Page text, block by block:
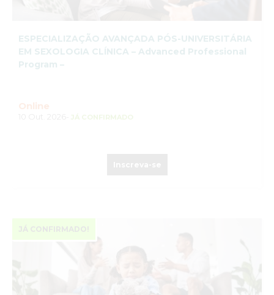
ESPECIALIZAÇÃO AVANÇADA PÓS-UNIVERSITÁRIA
EM SEXOLOGIA CLÍNICA – Advanced Professional
Program –
Online
JÁ CONFIRMADO
JÁ CONFIRMADO!